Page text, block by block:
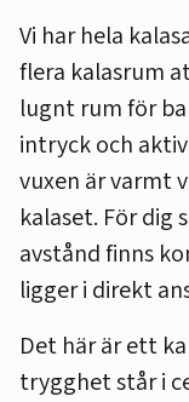
Vi har hela
flera kalasrum
lugnt rum för
intryck och
vuxen är varmt
kalaset. För dig
avstånd finns
ligger i direkt
Det här är ett
trygghet står i